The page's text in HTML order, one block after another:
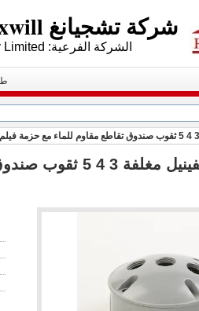
شركة تشجيانغ Axwill الكهربائية المحدودة.
الشركة الفرعية: Hangzhou Lianli Electrical Company Limited